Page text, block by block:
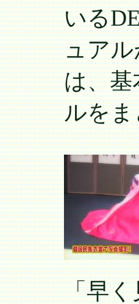
いる
ュア
は、
ルを
「早